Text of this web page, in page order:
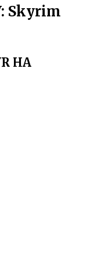
Skyrim
НА